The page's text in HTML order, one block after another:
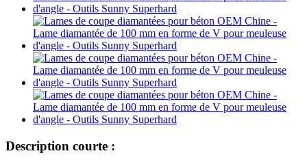
Description courte :